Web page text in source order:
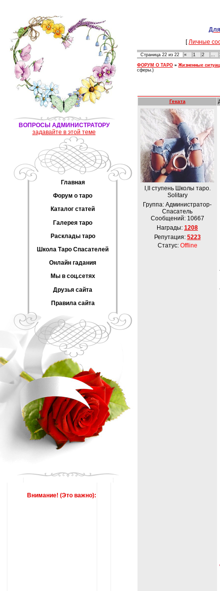
ВОПРОСЫ АДМИНИСТРАТОРУ
задавайте в этой теме
Главная
Форум о таро
Каталог статей
Галерея таро
Расклады таро
Школа Таро Спасателей
Онлайн гадания
Мы в соц.сетях
Друзья сайта
Правила сайта
Внимание! (Это важно):
[ Личные
Страница 22 из 22 « 1 2 …
ФОРУМ О ТАРО » Жизненные
сферы.)
Геката
I,II ступень Школы таро.
Solitary
Группа: Администратор-
Спасатель
Сообщений: 10667
Награды: 1208
Репутация: 5223
Статус: Offline